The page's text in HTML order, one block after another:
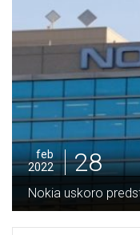
feb
2022
28
Nokia uskoro